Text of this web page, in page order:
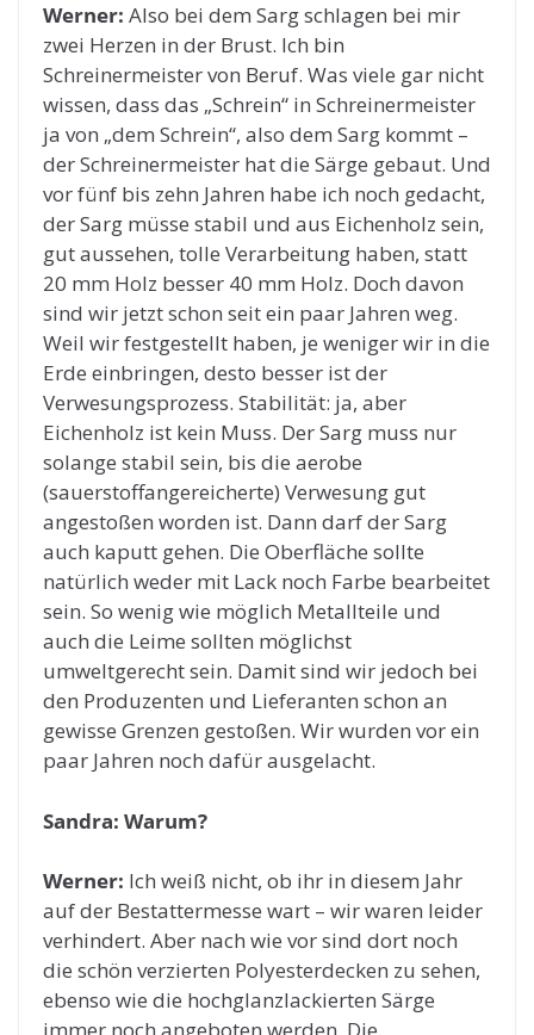
Werner: Also bei dem Sarg schlagen bei mir
zwei Herzen in der Brust. Ich bin
Schreinermeister von Beruf. Was viele gar nicht
wissen, dass das „Schrein“ in Schreinermeister
ja von „dem Schrein“, also dem Sarg kommt –
der Schreinermeister hat die Särge gebaut. Und
vor fünf bis zehn Jahren habe ich noch gedacht,
der Sarg müsse stabil und aus Eichenholz sein,
gut aussehen, tolle Verarbeitung haben, statt
20 mm Holz besser 40 mm Holz. Doch davon
sind wir jetzt schon seit ein paar Jahren weg.
Weil wir festgestellt haben, je weniger wir in die
Erde einbringen, desto besser ist der
Verwesungsprozess. Stabilität: ja, aber
Eichenholz ist kein Muss. Der Sarg muss nur
solange stabil sein, bis die aerobe
(sauerstoffangereicherte) Verwesung gut
angestoßen worden ist. Dann darf der Sarg
auch kaputt gehen. Die Oberfläche sollte
natürlich weder mit Lack noch Farbe bearbeitet
sein. So wenig wie möglich Metallteile und
auch die Leime sollten möglichst
umweltgerecht sein. Damit sind wir jedoch bei
den Produzenten und Lieferanten schon an
gewisse Grenzen gestoßen. Wir wurden vor ein
paar Jahren noch dafür ausgelacht.
Sandra: Warum?
Werner: Ich weiß nicht, ob ihr in diesem Jahr
auf der Bestattermesse wart – wir waren leider
verhindert. Aber nach wie vor sind dort noch
die schön verzierten Polyesterdecken zu sehen,
ebenso wie die hochglanzlackierten Särge